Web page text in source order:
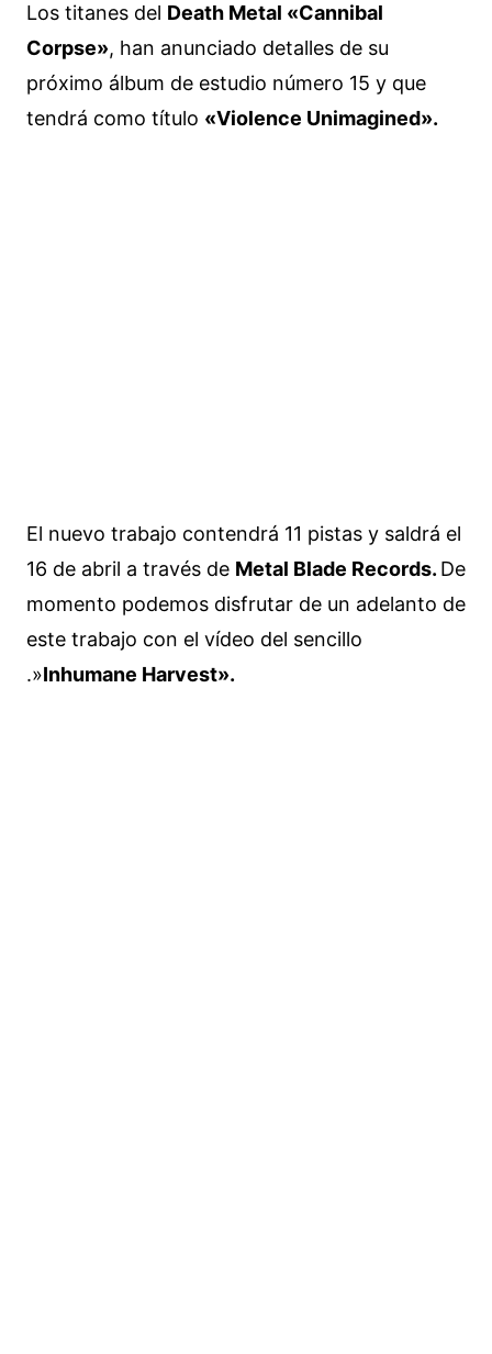
Los titanes del Death Metal «Cannibal
Corpse», han anunciado detalles de su
próximo álbum de estudio número 15 y que
tendrá como título «Violence Unimagined».
El nuevo trabajo contendrá 11 pistas y saldrá el
16 de abril a través de Metal Blade Records. De
momento podemos disfrutar de un adelanto de
este trabajo con el vídeo del sencillo
.»Inhumane Harvest».